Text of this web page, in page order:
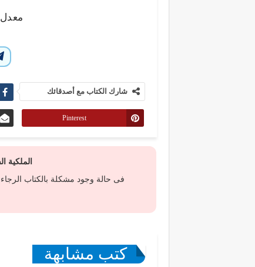
معدل
شارك الكتاب مع أصدقائك
Pinterest
الملكية
فى حالة وجود مشكلة بالكتاب
كتب مشابهة